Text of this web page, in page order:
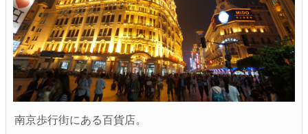
南京歩行街にある百貨店。